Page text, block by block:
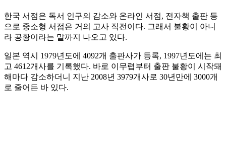
한국 서점은 독서 인구의 감소와 온라인 서점, 전자책 출판 등
으로 중소형 서점은 거의 고사 직전이다. 그래서 불황이 아니
라 공황이라는 말까지 나오고 있다.
일본 역시 1979년도에 4092개 출판사가 등록, 1997년도에는 최
고 4612개사를 기록했다. 바로 이무렵부터 출판 불황이 시작돼
해마다 감소하더니 지난 2008년 3979개사로 30년만에 3000개
로 줄어든 바 있다.